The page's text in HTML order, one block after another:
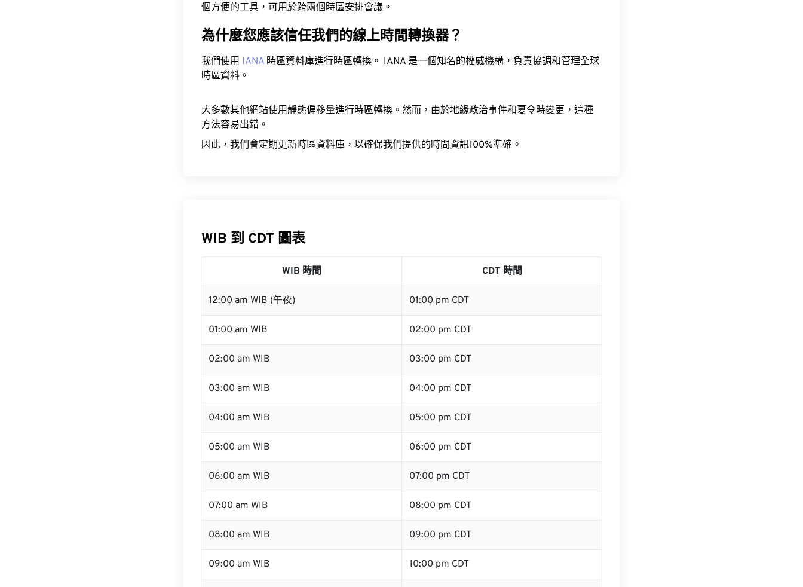
個方便的工具，可用於跨兩個時區安排會議。
為什麼您應該信任我們的線上時間轉換器？
我們使用 IANA 時區資料庫進行時區轉換。 IANA 是一個知名的權威機構，負責協調和管理全球
時區資料。
大多數其他網站使用靜態偏移量進行時區轉換。然而，由於地緣政治事件和夏令時變更，這種
方法容易出錯。
因此，我們會定期更新時區資料庫，以確保我們提供的時間資訊100%準確。
WIB 到 CDT 圖表
WIB 時間 CDT 時間
12:00 am WIB (午夜) 01:00 pm CDT
01:00 am WIB 02:00 pm CDT
02:00 am WIB 03:00 pm CDT
03:00 am WIB 04:00 pm CDT
04:00 am WIB 05:00 pm CDT
05:00 am WIB 06:00 pm CDT
06:00 am WIB 07:00 pm CDT
07:00 am WIB 08:00 pm CDT
08:00 am WIB 09:00 pm CDT
09:00 am WIB 10:00 pm CDT